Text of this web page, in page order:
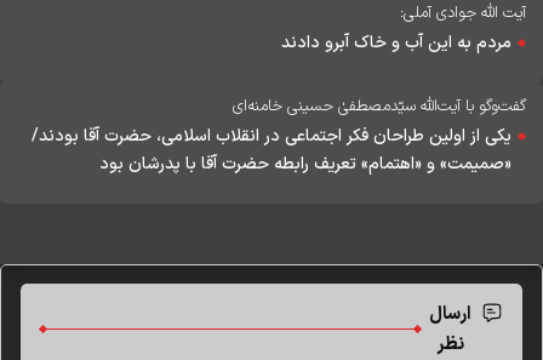
آیت الله جوادی آملی:
مردم به این آب و خاک آبرو دادند
گفت‌وگو با آیت‌الله سیّدمصطفیٰ حسینی خامنه‌ای
یکی از اولین طراحان فکر اجتماعی در انقلاب اسلامی، حضرت آقا بودند/
«صمیمت» و «اهتمام» تعریف رابطه حضرت آقا با پدرشان بود
ارسال
نظر